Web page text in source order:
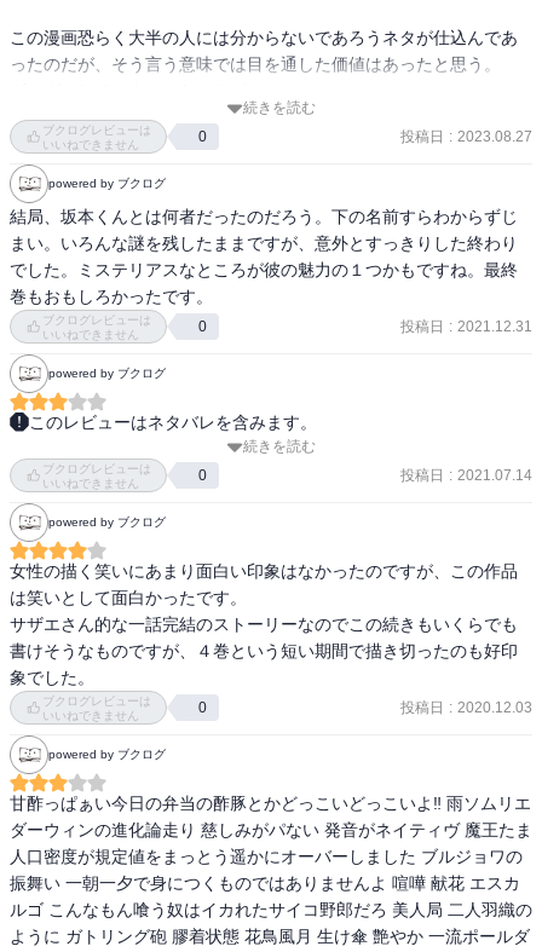
この漫画恐らく大半の人には分からないであろうネタが仕込んであ
ったのだが、そう言う意味では目を通した価値はあったと思う。
続きを読む
ブクログレビューは
いいねできません
0 投稿日 : 2023.08.27
powered by ブクログ
結局、坂本くんとは何者だったのだろう。下の名前すらわからずじ
まい。いろんな謎を残したままですが、意外とすっきりした終わり
でした。ミステリアスなところが彼の魅力の１つかもですね。最終
巻もおもしろかったです。
ブクログレビューは
いいねできません
0 投稿日 : 2021.12.31
powered by ブクログ
このレビューはネタバレを含みます。
完璧なメガネ高校生「坂本」が、彼を妬む先生、同級生、先輩から
の嫌がらせを完璧に跳ね返し、相手を自分に惚れさせていく学園ス
トーリー。
絶対に負けない主人公のお話は安心して読めていいですね。
全４巻で、読むのが遅い私でも２時間足らずでよめました。
続きを読む
ブクログレビューは
いいねできません
0 投稿日 : 2021.07.14
powered by ブクログ
女性の描く笑いにあまり面白い印象はなかったのですが、この作品
は笑いとして面白かったです。
サザエさん的な一話完結のストーリーなのでこの続きもいくらでも
書けそうなものですが、４巻という短い期間で描き切ったのも好印
象でした。
ブクログレビューは
いいねできません
0 投稿日 : 2020.12.03
powered by ブクログ
甘酢っぱぁい今日の弁当の酢豚とかどっこいどっこいよ‼︎ 雨ソムリエ
ダーウィンの進化論走り 慈しみがパない 発音がネイティヴ 魔王たま
人口密度が規定値をまっとう遥かにオーバーしました ブルジョワの
振舞い 一朝一夕で身につくものではありませんよ 喧嘩 献花 エスカ
ルゴ こんなもん喰う奴はイカれたサイコ野郎だろ 美人局 二人羽織の
ように ガトリング砲 膠着状態 花鳥風月 生け傘 艶やか 一流ポールダ